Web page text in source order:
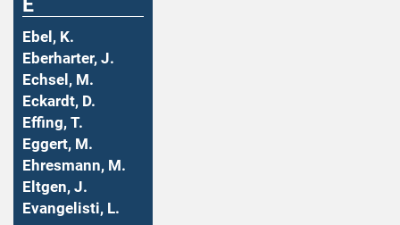
E
Ebel, K.
Eberharter, J.
Echsel, M.
Eckardt, D.
Effing, T.
Eggert, M.
Ehresmann, M.
Eltgen, J.
Evangelisti, L.